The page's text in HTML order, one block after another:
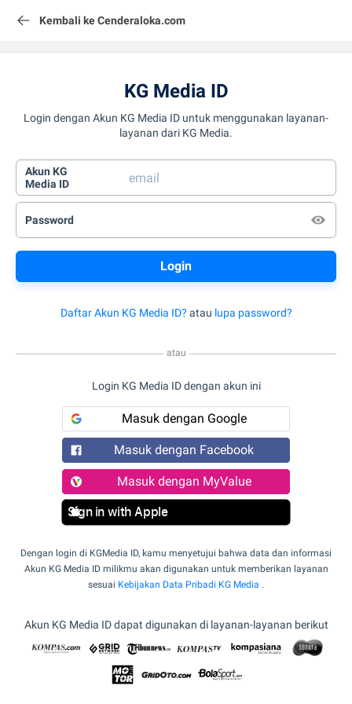
Kembali ke Cenderaloka.com
KG Media ID
Login dengan Akun KG Media ID untuk menggunakan layanan-
layanan dari KG Media.
Akun KG
Media ID
Password
Daftar Akun KG Media ID? atau lupa password?
atau
Login KG Media ID dengan akun ini
Masuk dengan Google
Masuk dengan Facebook
Masuk dengan MyValue
Sign in with Apple
Dengan login di KGMedia ID, kamu menyetujui bahwa data dan informasi
Akun KG Media ID milikmu akan digunakan untuk memberikan layanan
sesuai Kebijakan Data Pribadi KG Media .
Akun KG Media ID dapat digunakan di layanan-layanan berikut